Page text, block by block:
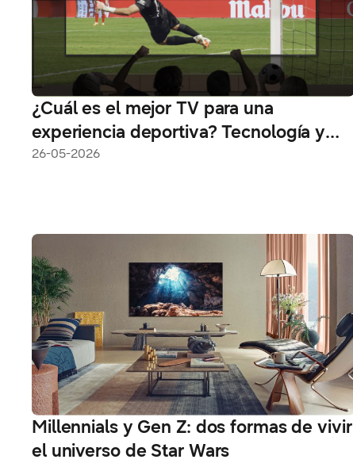
¿Cuál es el mejor TV para una
experiencia deportiva? Tecnología y
personalización marcan la diferencia
26-05-2026
Millennials y Gen Z: dos formas de vivir
el universo de Star Wars